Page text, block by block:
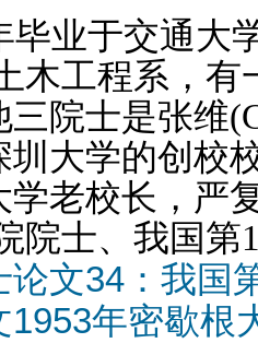
毕业于交通大
木工程系，
三院士是张维
圳大学的创校
学老校长，严
院士、 我国第
论文34 ：我国
1953年密歇根